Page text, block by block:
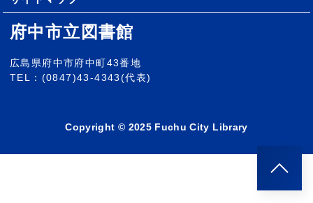
府中市立図書館
広島県府中市府中町43番地
TEL：(0847)43-4343(代表)
Copyright © 2025 Fuchu City Library